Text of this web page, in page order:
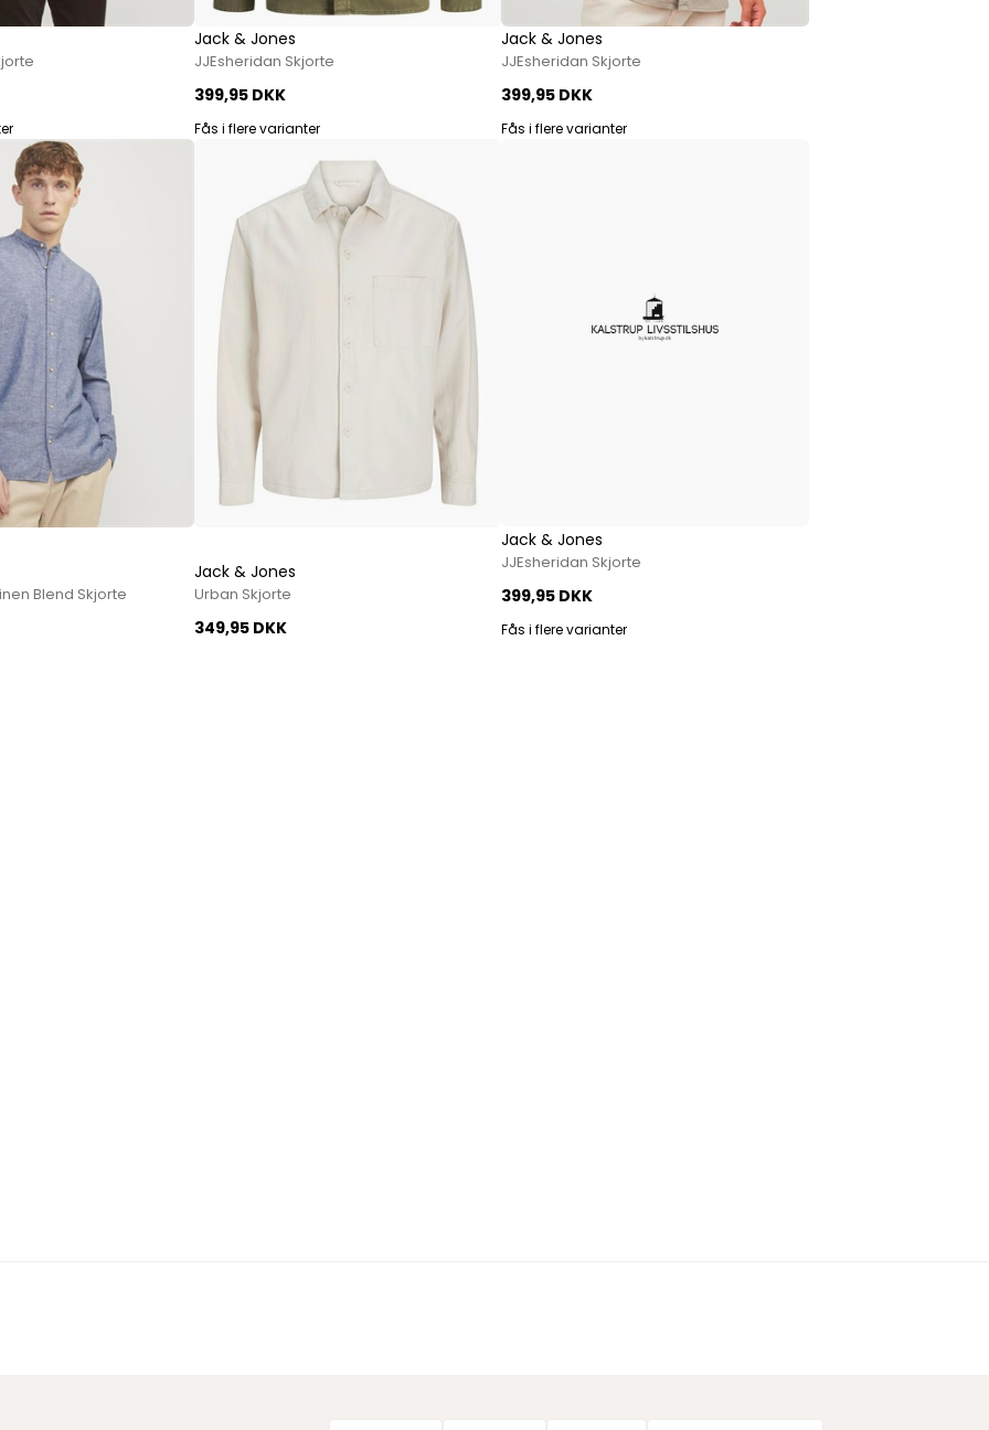
Skjorter fra Woodbird
Sweatshirts fra Woodbird
T-shirts fra Woodbird
Halo
NN07
Wood Wood
Jack & Jones
JJEsheridan Skjorte
399,95 DKK
Fås i flere varianter
Jack & Jones
JJEsheridan Skjorte
399,95 DKK
Fås i flere varianter
Blend Skjorte
Jack & Jones
Urban Skjorte
349,95 DKK
Jack & Jones
JJEsheridan Skjorte
399,95 DKK
Fås i flere varianter